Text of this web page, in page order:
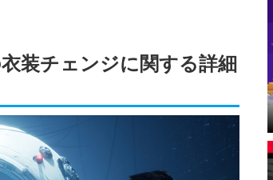
装チェンジに関する詳細